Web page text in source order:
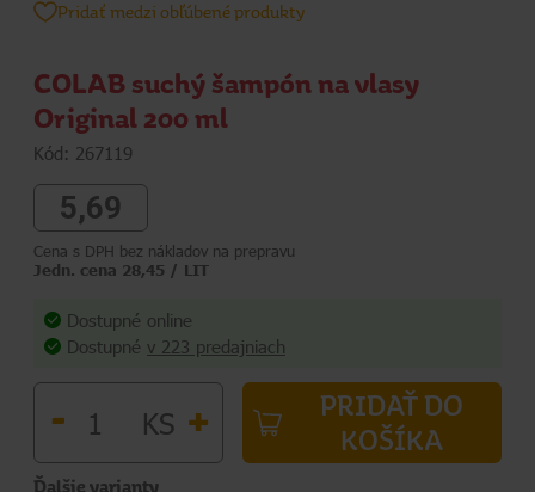
Pridať medzi obľúbené produkty
COLAB suchý šampón na vlasy
Original 200 ml
Kód: 267119
5,69
Cena s DPH bez nákladov na prepravu
Jedn. cena 28,45 / LIT
Dostupné online
Dostupné v 223 predajniach
- KS +
PRIDAŤ DO
KOŠÍKA
Ďalšie varianty